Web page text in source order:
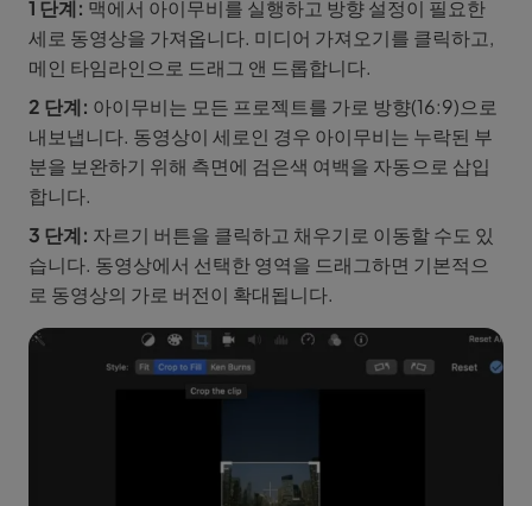
1 단계: 맥에서 아이무비를 실행하고 방향 설정이 필요한
세로 동영상을 가져옵니다. 미디어 가져오기를 클릭하고,
메인 타임라인으로 드래그 앤 드롭합니다.
2 단계: 아이무비는 모든 프로젝트를 가로 방향(16:9)으로
내보냅니다. 동영상이 세로인 경우 아이무비는 누락된 부
분을 보완하기 위해 측면에 검은색 여백을 자동으로 삽입
합니다.
3 단계: 자르기 버튼을 클릭하고 채우기로 이동할 수도 있
습니다. 동영상에서 선택한 영역을 드래그하면 기본적으
로 동영상의 가로 버전이 확대됩니다.